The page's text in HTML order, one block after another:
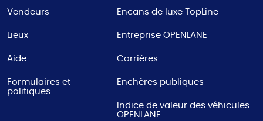
Vendeurs
Lieux
Aide
Formulaires et
politiques
Encans de luxe TopLine
Entreprise OPENLANE
Carrières
Enchères publiques
Indice de valeur des véhicules
OPENLANE